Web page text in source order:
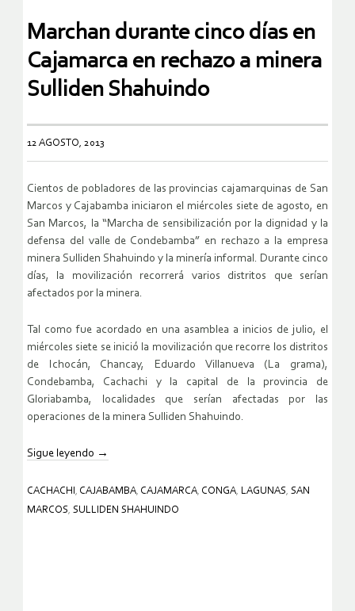
Marchan durante cinco días en
Cajamarca en rechazo a minera
Sulliden Shahuindo
12 AGOSTO, 2013
Cientos de pobladores de las provincias cajamarquinas de San
Marcos y Cajabamba iniciaron el miércoles siete de agosto, en
San Marcos, la “Marcha de sensibilización por la dignidad y la
defensa del valle de Condebamba” en rechazo a la empresa
minera Sulliden Shahuindo y la minería informal. Durante cinco
días, la movilización recorrerá varios distritos que serían
afectados por la minera.
Tal como fue acordado en una asamblea a inicios de julio, el
miércoles siete se inició la movilización que recorre los distritos
de Ichocán, Chancay, Eduardo Villanueva (La grama),
Condebamba, Cachachi y la capital de la provincia de
Gloriabamba, localidades que serían afectadas por las
operaciones de la minera Sulliden Shahuindo.
Sigue leyendo →
CACHACHI CAJABAMBA CAJAMARCA CONGA LAGUNAS SAN
MARCOS SULLIDEN SHAHUINDO